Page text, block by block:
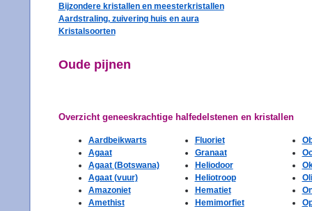
Bijzondere kristallen en meesterkristallen
Aardstraling, zuivering huis en aura
Kristalsoorten
Oude pijnen
Overzicht geneeskrachtige halfedelstenen en kristallen
Aardbeikwarts
Agaat
Agaat (Botswana)
Agaat (vuur)
Amazoniet
Amethist
Fluoriet
Granaat
Heliodoor
Heliotroop
Hematiet
Hemimorfiet